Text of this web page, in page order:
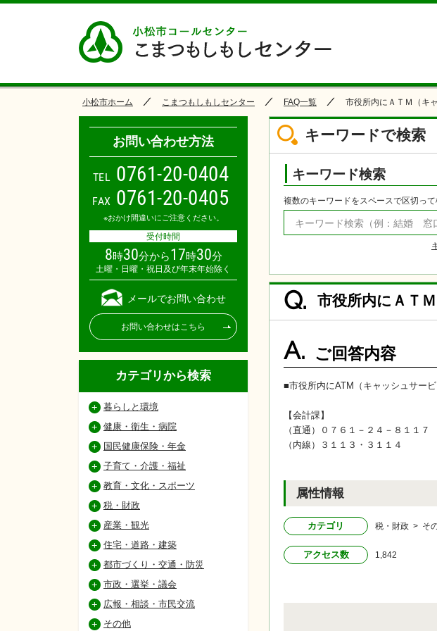
小松市ホーム こまつもしもしセンター FAQ一覧 市役所内にＡＴＭ（キ
キーワードで検索
キーワード検索
複数のキーワードをスペースで区切って
Q. 市役所内にＡＴ
A. ご回答内容
■市役所内にATM（キャッシュサービ
【会計課】
（直通）０７６１－２４－８１１７
（内線）３１１３・３１１４
属性情報
カテゴリ 税・財政 > そ
アクセス数 1,842
お問い合わせ方法
TEL 0761-20-0404
FAX 0761-20-0405
※おかけ間違いにご注意ください。
受付時間
8時30分から17時30分
土曜・日曜・祝日及び年末年始除く
メールでお問い合わせ
お問い合わせはこちら
カテゴリから検索
暮らしと環境
健康・衛生・病院
国民健康保険・年金
子育て・介護・福祉
教育・文化・スポーツ
税・財政
産業・観光
住宅・道路・建築
都市づくり・交通・防災
市政・選挙・議会
広報・相談・市民交流
その他